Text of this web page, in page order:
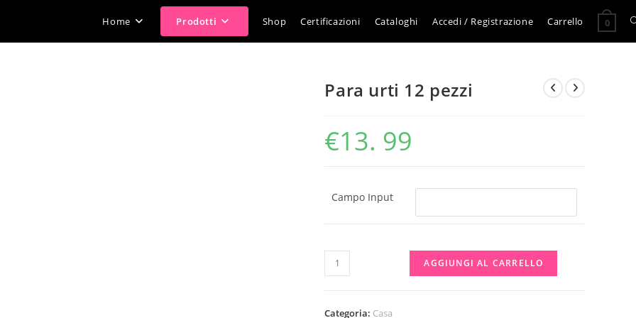
Home Prodotti Shop Certificazioni Cataloghi Accedi / Registrazione Carrello 0
Para urti 12 pezzi
€13. 99
Campo Input
Para
urti
pezzi
AGGIUNGI AL CARRELLO
Categoria: Casa